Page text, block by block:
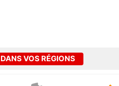
DANS VOS RÉGIONS